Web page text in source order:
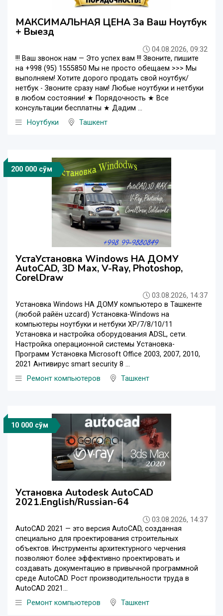
МАКСИМАЛЬНАЯ ЦЕНА За Ваш Ноутбук
+ Выезд
04.08.2026, 09:32
!!! Ваш звонок нам — Это успех вам !!! Звоните, пишите
на +998 (95) 1555850 Мы не просто обещаем >>> Мы
выполняем! Хотите дорого продать свой ноутбук/
нетбук - Звоните сразу нам! Любые ноутбуки и нетбуки
в любом состоянии! ★ Порядочность ★ Все
консультации бесплатны ★ Дадим ...
Ноутбуки
Ташкент
200 000 сўм
УстаУстановка Windows НА ДОМУ
AutoCAD, 3D Maх, V-Ray, Photoshop,
CorelDraw
03.08.2026, 14:37
Установка Windows НА ДОМУ компьютеро в Ташкенте
(любой райён uzcard) Установка-Windows на
компьютеры ноутбуки и нетбуки XP/7/8/10/11
Установка и настройка оборудования ADSL, сети.
Настройка операционной системы Установка-
Программ Установка Microsoft Office 2003, 2007, 2010,
2021 Антивирус smart security 8 ...
Ремонт компьютеров
Ташкент
10 000 сўм
Установка Autodesk AutoCAD
2021.English/Russian-64
03.08.2026, 14:37
AutoCAD 2021 — это версия AutoCAD, созданная
специально для проектирования строительных
объектов. Инструменты архитектурного черчения
позволяют более эффективно проектировать и
создавать документацию в привычной программной
среде AutoCAD. Рост производительности труда в
AutoCAD 2021...
Ремонт компьютеров
Ташкент